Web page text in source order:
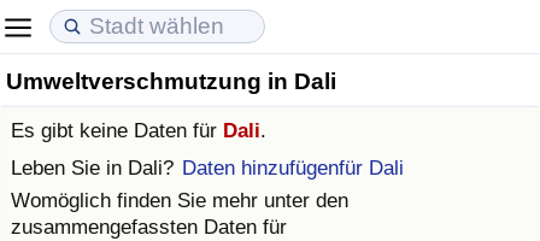
Umweltverschmutzung in Dali
Es gibt keine Daten für Dali.
Leben Sie in Dali? Daten hinzufügenfür Dali
Womöglich finden Sie mehr unter den
zusammengefassten Daten für
Lebenshaltungskosten
Lebenshaltungskosten-Index
Immobilienpreise
Immobilienpreis-Index
Lebensqualität
Lebensqualität-Index (aktuell)